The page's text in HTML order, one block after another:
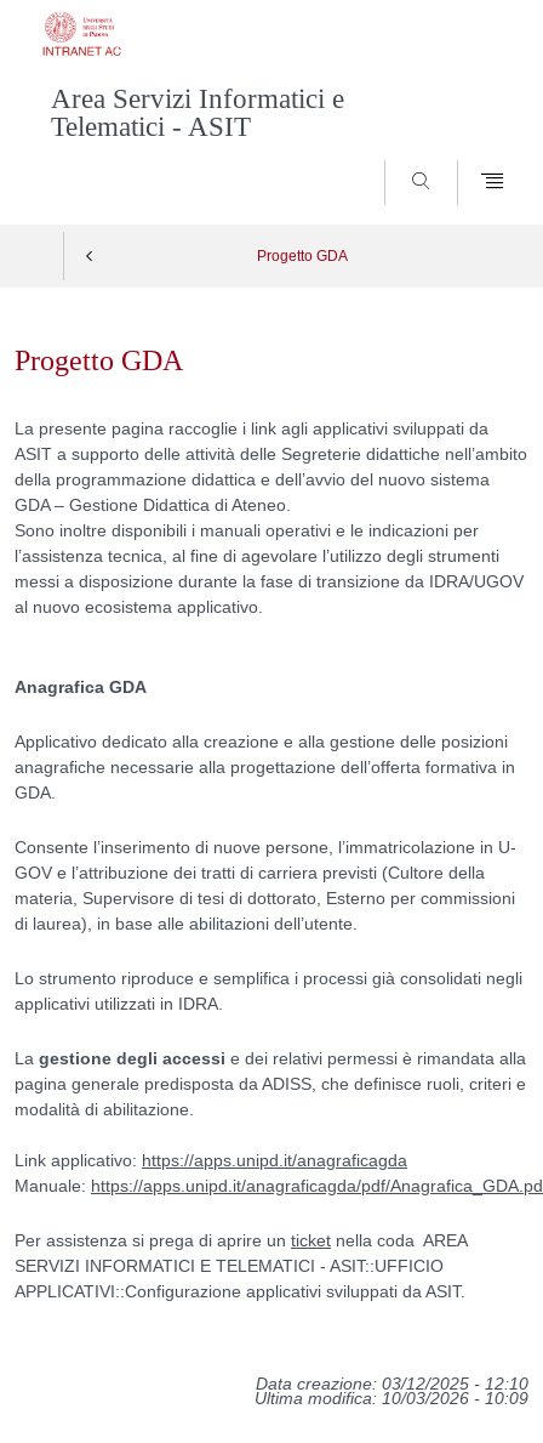
Area Servizi Informatici e
Telematici - ASIT
SEARCH
Progetto GDA
content
Progetto GDA
La presente pagina raccoglie i link agli applicativi sviluppati da
ASIT a supporto delle attività delle Segreterie didattiche nell’ambito
della programmazione didattica e dell’avvio del nuovo sistema
GDA – Gestione Didattica di Ateneo.
Sono inoltre disponibili i manuali operativi e le indicazioni per
l’assistenza tecnica, al fine di agevolare l’utilizzo degli strumenti
messi a disposizione durante la fase di transizione da IDRA/UGOV
al nuovo ecosistema applicativo.
Anagrafica GDA
Applicativo dedicato alla creazione e alla gestione delle posizioni
anagrafiche necessarie alla progettazione dell’offerta formativa in
GDA.
Consente l’inserimento di nuove persone, l’immatricolazione in U-
GOV e l’attribuzione dei tratti di carriera previsti (Cultore della
materia, Supervisore di tesi di dottorato, Esterno per commissioni
di laurea), in base alle abilitazioni dell’utente.
Lo strumento riproduce e semplifica i processi già consolidati negli
applicativi utilizzati in IDRA.
La gestione degli accessi e dei relativi permessi è rimandata alla
pagina generale predisposta da ADISS, che definisce ruoli, criteri e
modalità di abilitazione.
Link applicativo: https://apps.unipd.it/anagraficagda
Manuale: https://apps.unipd.it/anagraficagda/pdf/
Per assistenza si prega di aprire un ticket nella coda AREA
SERVIZI INFORMATICI E TELEMATICI - ASIT::UFFICIO
APPLICATIVI::Configurazione applicativi sviluppati da ASIT.
Data creazione: 03/12/2025 - 12:10
Ultima modifica: 10/03/2026 - 10:09